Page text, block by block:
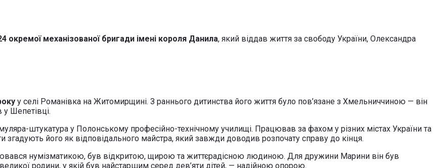
окремої механізованої бригади імені короля Данила, який віддав життя за свободу України, Олександра
у селі Романівка на Житомирщині. З раннього дитинства його життя було пов’язане з Хмельниччиною — він
у Шепетівці.
штукатура у Полонському професійно-технічному училищі. Працював за фахом у різних містах України та
його як відповідального майстра, який завжди доводив розпочату справу до кінця.
нумізматикою, був відкритою, щирою та життєрадісною людиною. Для дружини Марини він був
родини, у якій був найстаршим серед дев’яти дітей, — надійною опорою.